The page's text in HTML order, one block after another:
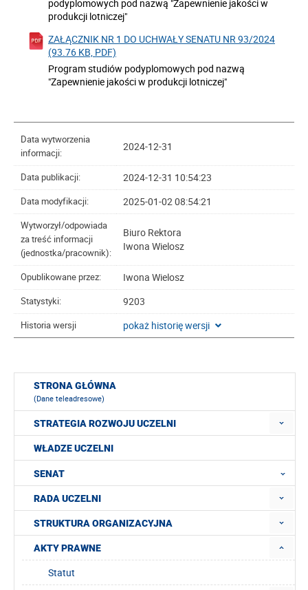
podyplomowych pod nazwą "Zapewnienie jakości w
produkcji lotniczej"
ZAŁĄCZNIK NR 1 DO UCHWAŁY SENATU NR 93/2024
(93.76 KB, PDF)
Program studiów podyplomowych pod nazwą
"Zapewnienie jakości w produkcji lotniczej"
Data wytworzenia
informacji:
2024-12-31
Data publikacji: 2024-12-31 10:54:23
Data modyfikacji: 2025-01-02 08:54:21
Wytworzył/odpowiada
za treść informacji
(jednostka/pracownik):
Biuro Rektora
Iwona Wielosz
Opublikowane przez: Iwona Wielosz
Statystyki: 9203
Historia wersji pokaż historię wersji
STRONA GŁÓWNA
(Dane teleadresowe)
STRATEGIA ROZWOJU UCZELNI
WŁADZE UCZELNI
SENAT
RADA UCZELNI
STRUKTURA ORGANIZACYJNA
AKTY PRAWNE
Statut